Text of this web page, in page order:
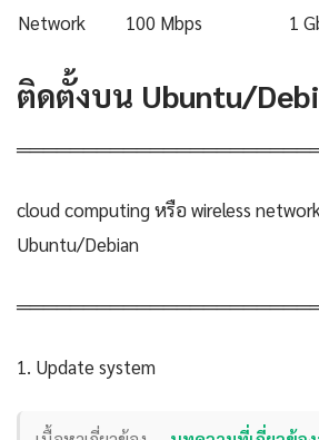
Network 100 Mbps 1
ติดตั้งบน Ubuntu/
cloud computing หรือ wireless
Ubuntu/Debian
1. Update system